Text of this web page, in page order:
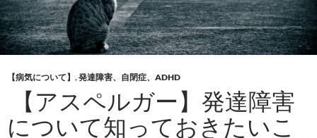
【病気について】 ,発達障害、自閉症、ADHD
【アスペルガー】発達障害
について知っておきたいこ